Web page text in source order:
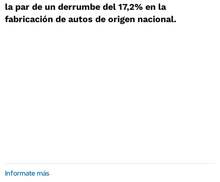
la par de un derrumbe del 17,2% en la
fabricación de autos de origen nacional.
Informate más